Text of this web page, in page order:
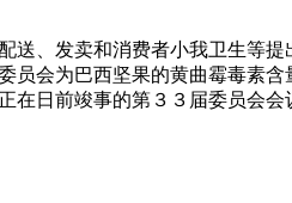
、发卖和消费者小我卫生等
员会为巴西坚果的黄曲霉毒素
日前竣事的第３３届委员会会